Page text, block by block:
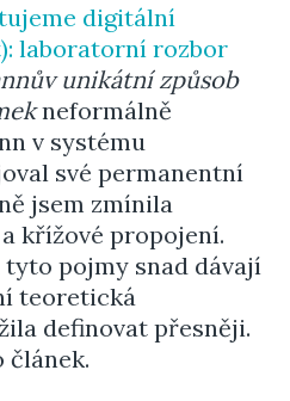
digitální
laboratorní rozbor
unikátní způsob
neformálně
v systému
své permanentní
jsem zmínila
křížové propojení.
pojmy snad dávají
teoretická
definovat přesněji.
článek.